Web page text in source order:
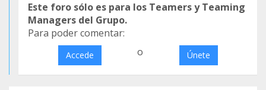
Este foro sólo es para los Teamers y Teaming
Managers del Grupo.
Para poder comentar:
Accede o Únete